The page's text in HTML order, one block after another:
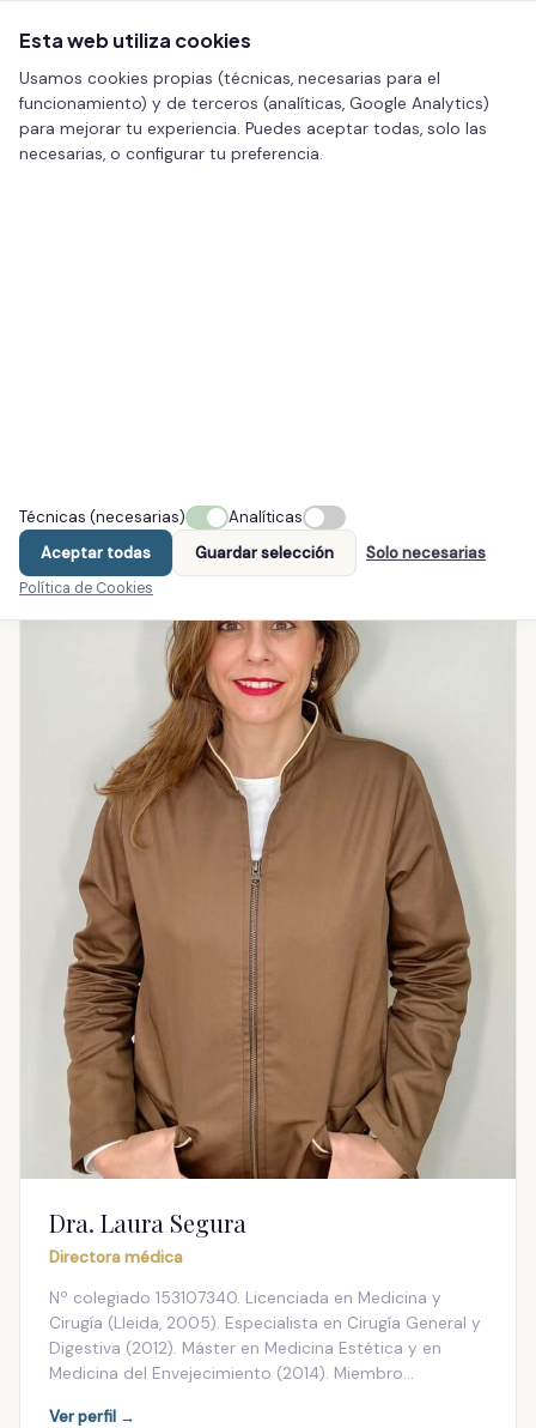
CONÓCENOS
Equipo médico en Vigo
Dra. Laura Segura
Directora médica
Nº colegiado 153107340. Licenciada en Medicina y
Cirugía (Lleida, 2005). Especialista en Cirugía General y
Digestiva (2012). Máster en Medicina Estética y en
Medicina del Envejecimiento (2014). Miembro…
Ver perfil →
Esta web utiliza cookies
Usamos cookies propias (técnicas, necesarias para el
funcionamiento) y de terceros (analíticas, Google Analytics)
para mejorar tu experiencia. Puedes aceptar todas, solo las
necesarias, o configurar tu preferencia.
Técnicas (necesarias)
Analíticas
Aceptar todas
Guardar selección Solo necesarias
Política de Cookies